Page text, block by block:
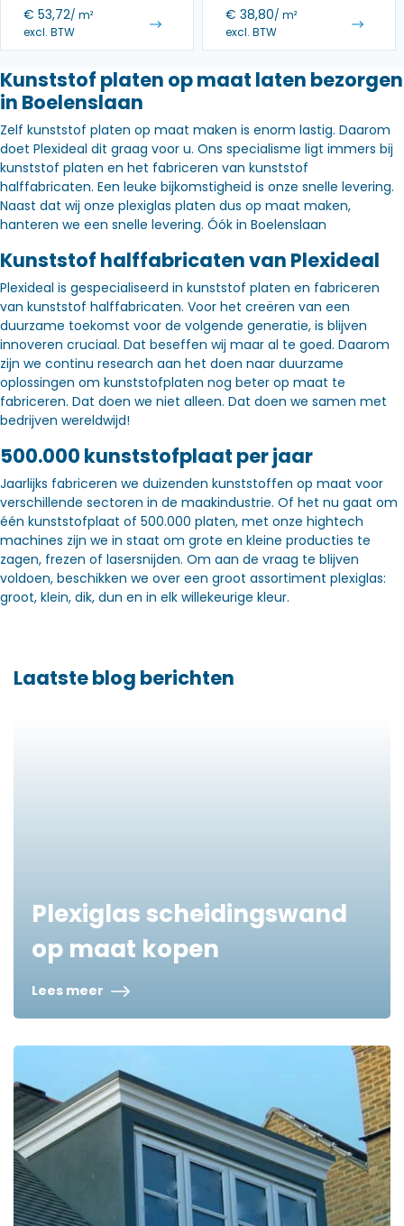
€ 53,72/ m²
excl. BTW
€ 38,80/ m²
excl. BTW
Kunststof platen op maat laten bezorgen
in Boelenslaan
Zelf kunststof platen op maat maken is enorm lastig. Daarom
doet Plexideal dit graag voor u. Ons specialisme ligt immers bij
kunststof platen en het fabriceren van kunststof
halffabricaten. Een leuke bijkomstigheid is onze snelle levering.
Naast dat wij onze plexiglas platen dus op maat maken,
hanteren we een snelle levering. Óók in Boelenslaan
Kunststof halffabricaten van Plexideal
Plexideal is gespecialiseerd in kunststof platen en fabriceren
van kunststof halffabricaten. Voor het creëren van een
duurzame toekomst voor de volgende generatie, is blijven
innoveren cruciaal. Dat beseffen wij maar al te goed. Daarom
zijn we continu research aan het doen naar duurzame
oplossingen om kunststofplaten nog beter op maat te
fabriceren. Dat doen we niet alleen. Dat doen we samen met
bedrijven wereldwijd!
500.000 kunststofplaat per jaar
Jaarlijks fabriceren we duizenden kunststoffen op maat voor
verschillende sectoren in de maakindustrie. Of het nu gaat om
één kunststofplaat of 500.000 platen, met onze hightech
machines zijn we in staat om grote en kleine producties te
zagen, frezen of lasersnijden. Om aan de vraag te blijven
voldoen, beschikken we over een groot assortiment plexiglas:
groot, klein, dik, dun en in elk willekeurige kleur.
Laatste blog berichten
Plexiglas scheidingswand
op maat kopen
Lees meer